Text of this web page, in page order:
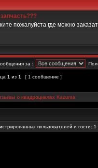
пожалуйста где можно
за :
1 из 1 [ 1 сообщение ]
о квадроциклах Kazuma
пользователей и гости: 1